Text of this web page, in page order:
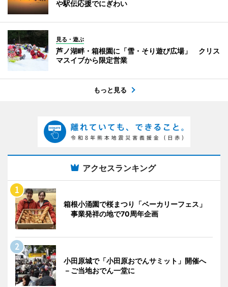
や駅伝応援でにぎわい
見る・遊ぶ
芦ノ湖畔・箱根園に「雪・そり遊び広場」 クリス
マスイブから限定営業
もっと見る
アクセスランキング
箱根小涌園で桜まつり「ベーカリーフェス」
事業発祥の地で70周年企画
小田原城で「小田原おでんサミット」開催へ
－ご当地おでん一堂に